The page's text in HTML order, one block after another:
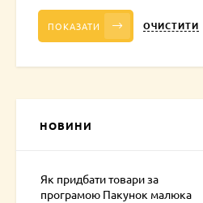
ПОКАЗАТИ ОЧИСТИТИ
НОВИНИ
Як придбати товари за
програмою Пакунок малюка